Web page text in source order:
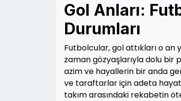
Gol Anları:
Durumları
Futbolcular, gol attıkları o
zaman gözyaşlarıyla dolu bir
azim ve hayallerin bir anda
ve taraftarlar için adeta
takım arasındaki rekabetin